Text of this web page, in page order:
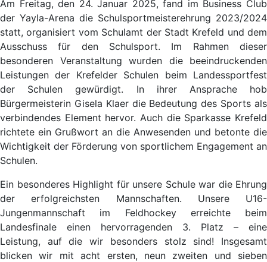
Am Freitag, den 24. Januar 2025, fand im Business Club
der Yayla-Arena die Schulsportmeisterehrung 2023/2024
statt, organisiert vom Schulamt der Stadt Krefeld und dem
Ausschuss für den Schulsport. Im Rahmen dieser
besonderen Veranstaltung wurden die beeindruckenden
Leistungen der Krefelder Schulen beim Landessportfest
der Schulen gewürdigt. In ihrer Ansprache hob
Bürgermeisterin Gisela Klaer die Bedeutung des Sports als
verbindendes Element hervor. Auch die Sparkasse Krefeld
richtete ein Grußwort an die Anwesenden und betonte die
Wichtigkeit der Förderung von sportlichem Engagement an
Schulen.
Ein besonderes Highlight für unsere Schule war die Ehrung
der erfolgreichsten Mannschaften. Unsere U16-
Jungenmannschaft im Feldhockey erreichte beim
Landesfinale einen hervorragenden 3. Platz – eine
Leistung, auf die wir besonders stolz sind! Insgesamt
blicken wir mit acht ersten, neun zweiten und sieben